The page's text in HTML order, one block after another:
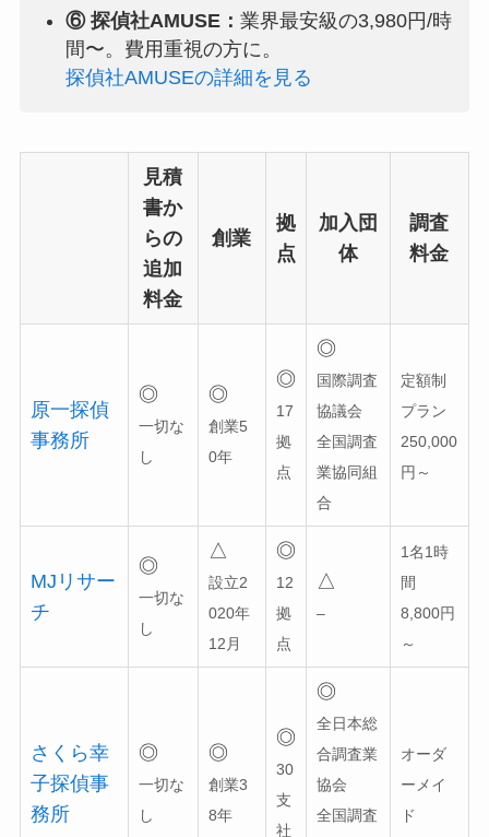
⑥ 探偵社AMUSE： 業界最安級の3,980円/時
間〜。費用重視の方に。
探偵社AMUSEの詳細を見る
見積
書か
らの
追加
料金
創業
拠
点
加入団
体
調査
料金
原一探偵
事務所
◎
一切な
し
◎
創業5
0年
◎
17
拠
点
◎
国際調査
協議会
全国調査
業協同組
合
定額制
プラン
250,000
円～
MJリサー
チ
◎
一切な
し
△
設立2
020年
12月
◎
12
拠
点
△
–
1名1時
間
8,800円
～
さくら幸
子探偵事
務所
◎
一切な
し
◎
創業3
8年
◎
30
支
社
◎
全日本総
合調査業
協会
全国調査
オーダ
ーメイ
ド